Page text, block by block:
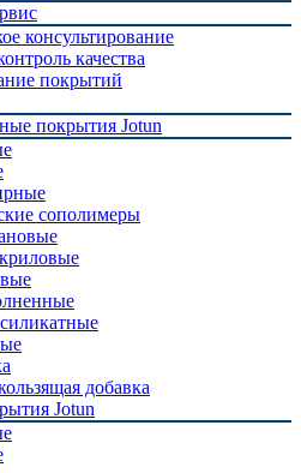
консультирование
качества
покрытий
покрытия Jotun
сополимеры
добавка
Jotun